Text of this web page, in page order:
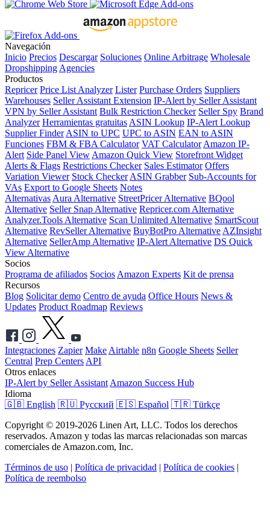
Navegación
Inicio Precios Descargar Soluciones Online Arbitrage Wholesale
Dropshipping Agencies
Productos
Repricer Price List Analyzer Lister Purchase Orders Suppliers
Warehouses Seller Assistant Extension IP-Alert by Seller Assistant
VPN by Seller Assistant Bulk Restriction Checker Seller Spy Brand
Analyzer Herramientas gratuitas ASIN Lookup IP-Alert Lookup
Supplier Finder ASIN to UPC UPC to ASIN EAN to ASIN
Funciones FBM & FBA Calculator VAT Calculator Amazon IP-
Alert Side Panel View Amazon Quick View Storefront Widget
Alerts & Flags Restrictions Checker Sales Estimator Offers
Variation Viewer Stock Checker ASIN Grabber Sub-Accounts for
VAs Export to Google Sheets Notes
Alternativas Aura Alternative StreetPricer Alternative BQool
Alternative Seller Snap Alternative Repricer.com Alternative
Analyzer.Tools Alternative Scan Unlimited Alternative SmartScout
Alternative RevSeller Alternative BuyBotPro Alternative AZInsight
Alternative SellerAmp Alternative IP-Alert Alternative DS Quick
View Alternative
Socios
Programa de afiliados Socios Amazon Experts Kit de prensa
Recursos
Blog Solicitar demo Centro de ayuda Office Hours News &
Updates Product Roadmap Reviews
Integraciones Zapier Make Airtable n8n Google Sheets Seller
Central Prep Centers API
Otros enlaces
IP-Alert by Seller Assistant Amazon Success Hub
Idioma
🇬🇧 English 🇷🇺 Русский 🇪🇸 Español 🇹🇷 Türkçe
Copyright © 2019-2026 Linen Art, LLC. Todos los derechos
reservados. Amazon y todas las marcas relacionadas son marcas
comerciales de Amazon.com, Inc.
Términos de uso | Política de privacidad | Política de cookies |
Política de reembolso